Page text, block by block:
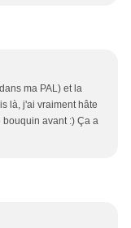
ma PAL) et la
là, j'ai vraiment hâte
avant :) Ça a